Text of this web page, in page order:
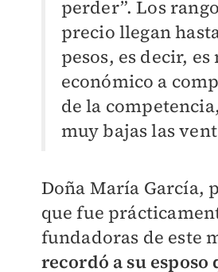
perder”. Los
precio llegan
pesos, es decir, es
económico a
de la
muy bajas las
Doña María García,
que fue
fundadoras de este
recordó a su esposo